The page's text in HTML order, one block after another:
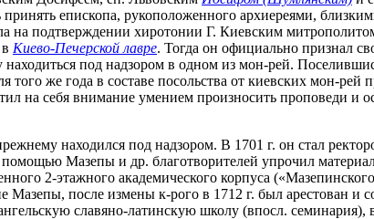
принять епископа, рукоположенного архиереями,
на подтверждении хиротонии Г. Киевским
Киево-Печерской лавре. Тогда он официально признал
под надзором в одном из мон-рей.
же года в составе посольства от киевских мон-
на себя внимание умением произносить проповеди
находился под надзором. В 1701 г. он стал
Мазепы и др. благотворителей упрочил
2-этажного академического корпуса
после измены к-рого в 1712 г. был арестован и
славяно-латинскую школу (впосл. семинария),